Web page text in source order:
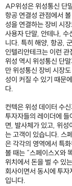
AP위성은 위성통신 단
항공 연결성 관점에서
성을 연결하는 장비 시
사용자 단말, 안테나, 수
니다. 특히 해양, 항공,
인텔리안테크는 이런
위성 역시 위성통신 단
만 위성통신 장비 시장
성이 커질 수 있기 때문
다.
컨텍은 위성 데이터 수
투자자들의 레이더에
면, 발사체가 있고, 위
는 고객이 있습니다. 스
은 각각의 영역에서 특
볼 때는 “스페이스X와
위치에서 돈을 벌 수 있
회사이면서 동시에 투
입니다.